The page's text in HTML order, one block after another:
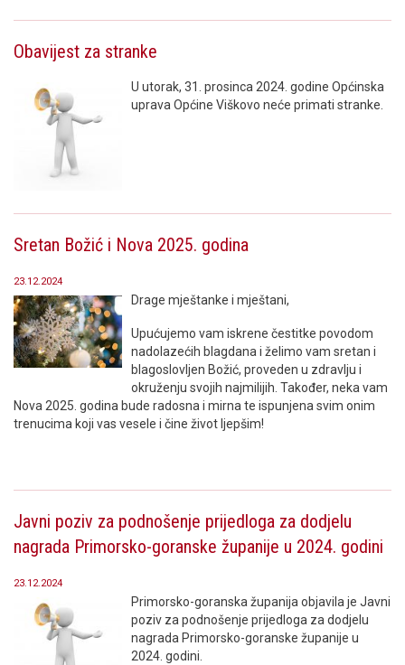
Obavijest za stranke
U utorak, 31. prosinca 2024. godine Općinska
uprava Općine Viškovo neće primati stranke.
Sretan Božić i Nova 2025. godina
23.12.2024
Drage mještanke i mještani,
Upućujemo vam iskrene čestitke povodom
nadolazećih blagdana i želimo vam sretan i
blagoslovljen Božić, proveden u zdravlju i
okruženju svojih najmilijih. Također, neka vam
Nova 2025. godina bude radosna i mirna te ispunjena svim onim
trenucima koji vas vesele i čine život ljepšim!
Javni poziv za podnošenje prijedloga za dodjelu
nagrada Primorsko-goranske županije u 2024. godini
23.12.2024
Primorsko-goranska županija objavila je Javni
poziv za podnošenje prijedloga za dodjelu
nagrada Primorsko-goranske županije u
2024. godini.